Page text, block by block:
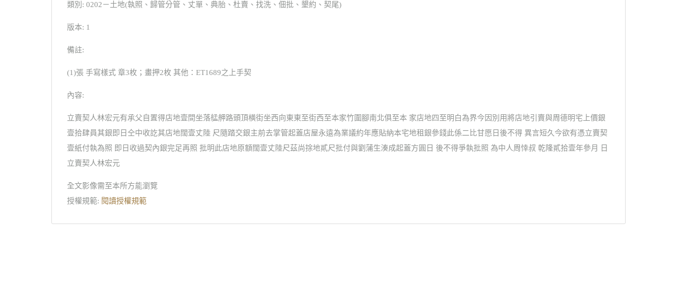
類別: 0202－土地(執照、歸管分管、丈單、典胎、杜賣、找洗、佃批、墾約、契尾)
版本: 1
備註:
(1)張 手寫樣式 章3枚；畫押2枚 其他：ET1689之上手契
內容:
立賣契人林宏元有承父自置得店地壹間坐落艋舺路頭頂橫街坐西向東東至街西至本家竹圍腳南北俱至本 家店地四至明白為界今因別用將店地引賣與周德明宅上價銀
壹拾肆員其銀即日仝中收訖其店地闊壹丈陸 尺隨踏交銀主前去掌管起蓋店屋永遠為業議約年應貼納本宅地租銀參錢此係二比甘愿日後不得 異言短久今欲有憑立賣契
壹紙付執為照 即日收過契內銀完足再照 批明此店地原額闊壹丈陸尺茲尚捈地貳尺批付與劉蒲生湊成起蓋方圓日 後不得爭執批照 為中人周悻叔 乾隆貳拾壹年參月 日
立賣契人林宏元
全文影像需至本所方能瀏覽
授權規範: 閱讀授權規範